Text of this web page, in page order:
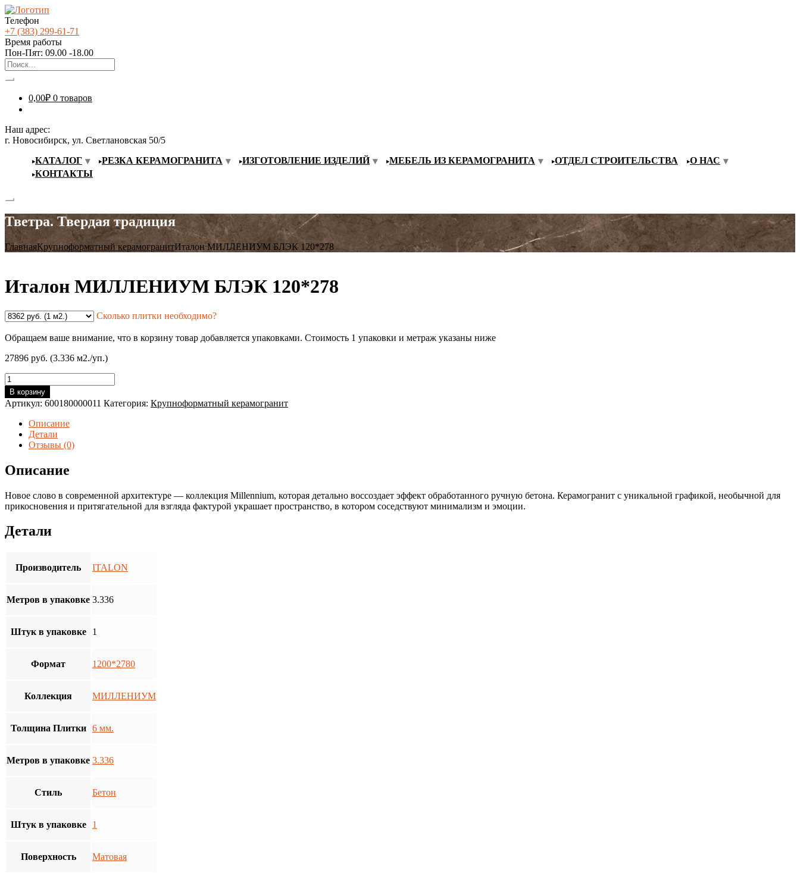
Телефон
+7 (383) 299-61-71
Время работы
Пон-Пят: 09.00 -18.00
0,00₽ 0 товаров
Наш адрес:
г. Новосибирск, ул. Светлановская 50/5
КАТАЛОГ
РЕЗКА КЕРАМОГРАНИТА ИЗГОТОВЛЕНИЕ ИЗДЕЛИЙ МЕБЕЛЬ ИЗ КЕРАМОГРАНИТА ОТДЕЛ СТРОИТЕЛЬСТВА
О НАС
КОНТАКТЫ
Тветра. Твердая традиция
ГлавнаяКрупноформатный керамогранитИталон МИЛЛЕНИУМ БЛЭК 120*278
Италон МИЛЛЕНИУМ БЛЭК 120*278
Сколько плитки необходимо?
Обращаем ваше внимание, что в корзину товар добавляется упаковками. Стоимость 1 упаковки и метраж указаны ниже
27896 руб. (3.336 м2./уп.)
Количество
товара
Италон
МИЛЛЕНИУМ
БЛЭК
120*278
В корзину
Артикул: 600180000011 Категория: Крупноформатный керамогранит
Описание
Детали
Отзывы (0)
Описание
Новое слово в современной архитектуре — коллекция Millennium, которая детально воссоздает эффект обработанного ручную бетона. Керамогранит с уникальной графикой, необычной для
прикосновения и притягательной для взгляда фактурой украшает пространство, в котором соседствуют минимализм и эмоции.
Детали
Производитель ITALON
Метров в упаковке 3.336
Штук в упаковке 1
Формат 1200*2780
Коллекция МИЛЛЕНИУМ
Толщина Плитки 6 мм.
Метров в упаковке 3.336
Стиль Бетон
Штук в упаковке 1
Поверхность Матовая